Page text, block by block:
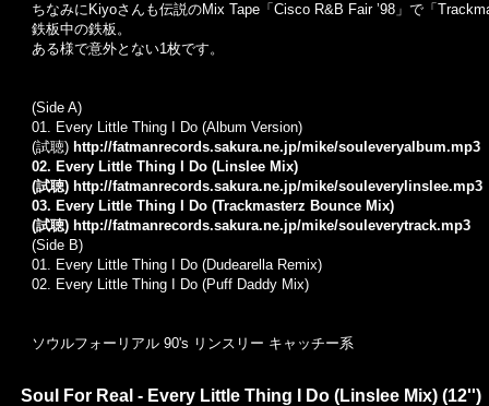
ちなみにKiyoさんも伝説のMix Tape「Cisco R&B Fair ’98」で「
鉄板中の鉄板。
ある様で意外とない1枚です。
(Side A)
01. Every Little Thing I Do (Album Version)
(試聴) http://fatmanrecords.sakura.ne.jp/mike/souleveryalbum.mp3
02. Every Little Thing I Do (Linslee Mix)
(試聴) http://fatmanrecords.sakura.ne.jp/mike/souleverylinslee.mp3
03. Every Little Thing I Do (Trackmasterz Bounce Mix)
(試聴) http://fatmanrecords.sakura.ne.jp/mike/souleverytrack.mp3
(Side B)
01. Every Little Thing I Do (Dudearella Remix)
02. Every Little Thing I Do (Puff Daddy Mix)
ソウルフォーリアル 90's リンスリー キャッチー系
Soul For Real - Every Little Thing I Do (Linslee Mix) (12'')